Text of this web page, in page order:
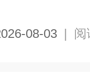
08-03 | 阅